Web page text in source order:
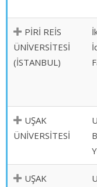
PİRİ REİS
ÜNİVERSİTESİ
(İSTANBUL)
UŞAK
ÜNİVERSİTESİ
UŞAK